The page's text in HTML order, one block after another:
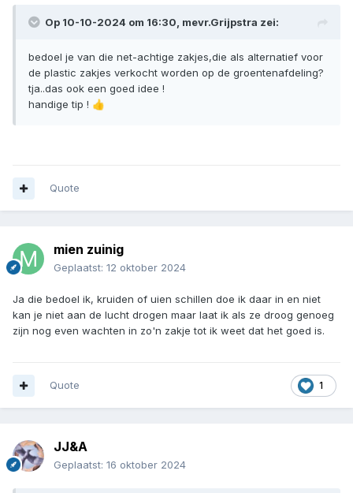
Op 10-10-2024 om 16:30, mevr.Grijpstra zei:
bedoel je van die net-achtige zakjes,die als alternatief voor
de plastic zakjes verkocht worden op de groentenafdeling?
tja..das ook een goed idee !
handige tip ! 👍
Quote
mien zuinig
Geplaatst: 12 oktober 2024
Ja die bedoel ik, kruiden of uien schillen doe ik daar in en niet
kan je niet aan de lucht drogen maar laat ik als ze droog genoeg
zijn nog even wachten in zo'n zakje tot ik weet dat het goed is.
1
Quote
JJ&A
Geplaatst: 16 oktober 2024